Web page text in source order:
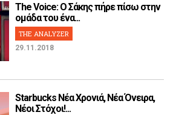
The Voice: Ο Σάκης πήρε πίσω στην
ομάδα του ένα...
THE ANALYZER
29.11.2018
Starbucks Νέα Χρονιά, Νέα Όνειρα,
Νέοι Στόχοι!...